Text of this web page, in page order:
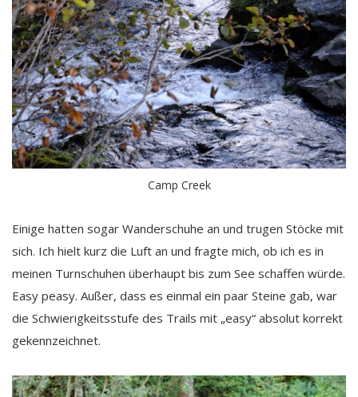
Camp Creek
Einige hatten sogar Wanderschuhe an und trugen Stöcke mit
sich. Ich hielt kurz die Luft an und fragte mich, ob ich es in
meinen Turnschuhen überhaupt bis zum See schaffen würde.
Easy peasy. Außer, dass es einmal ein paar Steine gab, war
die Schwierigkeitsstufe des Trails mit „easy“ absolut korrekt
gekennzeichnet.